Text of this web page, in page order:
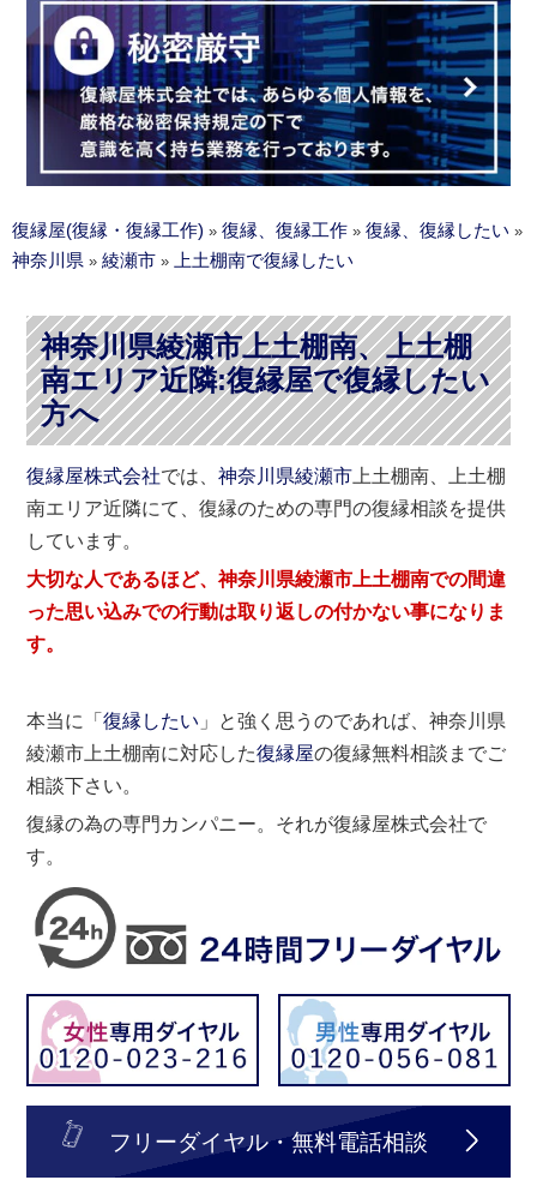
復縁屋(復縁・復縁工作) » 復縁、復縁工作 » 復縁、復縁したい »
神奈川県 » 綾瀬市 » 上土棚南で復縁したい
神奈川県綾瀬市上土棚南、上土棚
南エリア近隣:復縁屋で復縁したい
方へ
復縁屋株式会社では、神奈川県綾瀬市 上土棚南、上土棚
南エリア近隣にて、復縁のための専門の復縁相談を提供
しています。
大切な人であるほど、神奈川県綾瀬市上土棚南での間違
った思い込みでの行動は取り返しの付かない事になりま
す。
本当に「復縁したい 」と強く思うのであれば、神奈川県
綾瀬市上土棚南に対応した復縁屋の復縁無料相談までご
相談下さい。
復縁の為の専門カンパニー。それが復縁屋株式会社で
す。
フリーダイヤル・無料電話相談